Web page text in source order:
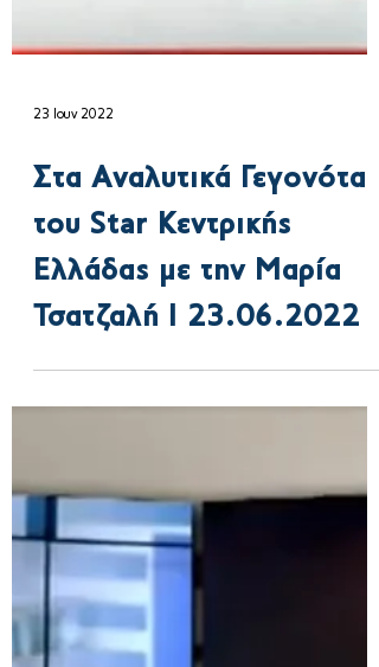
Στα Αναλυτικά Γεγονότα
του Star Κεντρικής
Ελλάδας με την Μαρία
Τσατζαλή Ι 23.06.2022